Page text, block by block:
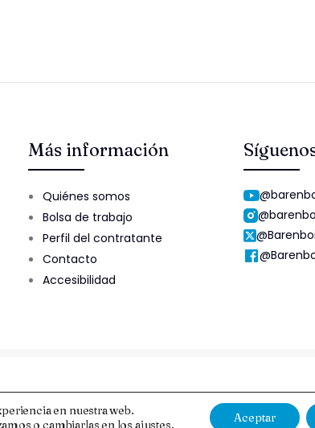
Más información
Quiénes somos
Bolsa de trabajo
Perfil del contratante
Contacto
Accesibilidad
Esquema Nacional de
en nuestra web.
o cambiarlas en los ajustes. Aceptar